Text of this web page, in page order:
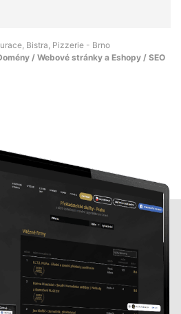
Bistra, Pizzerie - Brno
/ Webové stránky a Eshopy / SEO